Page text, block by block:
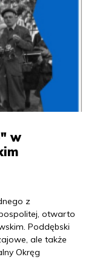
w
z
otwarto
Poddębski
ale także
Okręg